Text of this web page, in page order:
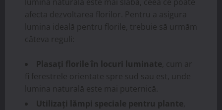
lumina naturală este mai slabă, ceea ce poate
afecta dezvoltarea florilor. Pentru a asigura
lumina ideală pentru florile, trebuie să urmăm
câteva reguli:
Plasați florile în locuri luminate, cum ar
fi ferestrele orientate spre sud sau est, unde
lumina naturală este mai puternică.
Utilizați lămpi speciale pentru plante,